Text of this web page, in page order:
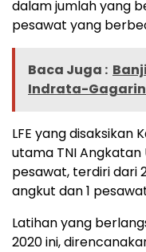
dalam jumlah yang
pesawat yang
Baca Juga :
Indrata-
LFE yang disaksikan
utama TNI
pesawat, terdiri dari
angkut dan 1
Latihan yang
2020 ini,